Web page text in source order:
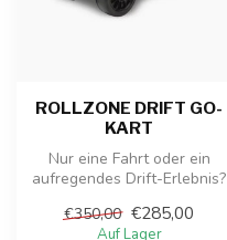
ROLLZONE DRIFT GO-
KART
Nur eine Fahrt oder ein
aufregendes Drift-Erlebnis?
24-...
€350,00 €285,00
Auf Lager